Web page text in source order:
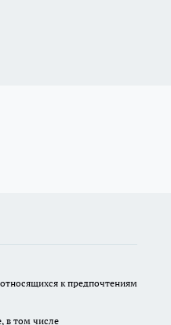
к предпочтениям
в том числе